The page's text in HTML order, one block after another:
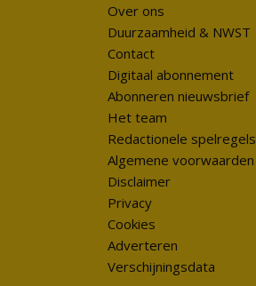
Over ons
Duurzaamheid & NWST
Contact
Digitaal abonnement
Abonneren nieuwsbrief
Het team
Redactionele spelregels
Algemene voorwaarden
Disclaimer
Privacy
Cookies
Adverteren
Verschijningsdata